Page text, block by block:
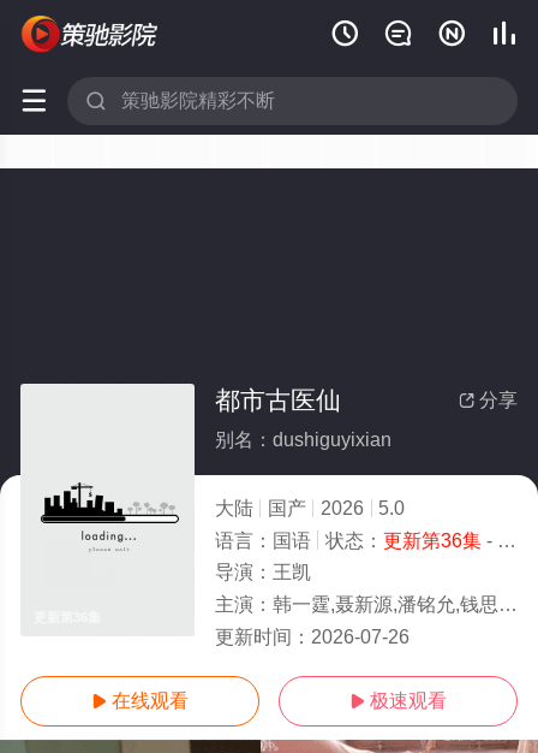
   
 
 分享
都市古医仙
别名：dushiguyixian
大陆 国产 2026
5.0
语言： 国语 状态： 更新第36集- 免费在线观看
导演： 王凯
主演： 韩一霆,聂新源,潘铭允,钱思怡,席乐,云歌,欧若拉
更新时间： 2026-07-26
 在线观看  极速观看